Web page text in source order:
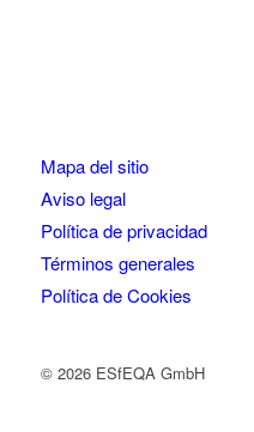
Mapa del sitio
Aviso legal
Política de privacidad
Términos generales
Política de Cookies
© 2026 ESfEQA GmbH